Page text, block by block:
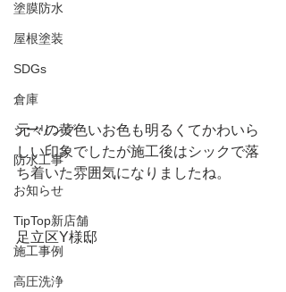
塗膜防水
屋根塗装
SDGs
倉庫
シーリング
防水工事
お知らせ
TipTop新店舗
施工事例
高圧洗浄
元々の黄色いお色も明るくてかわいら
しい印象でしたが施工後はシックで落
ち着いた雰囲気になりましたね。
足立区Y様邸